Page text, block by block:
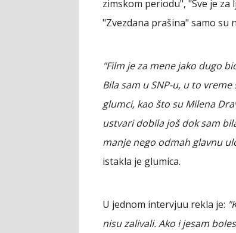
zimskom periodu", "Sve je za
"Zvezdana prašina" samo su
"Film je za mene jako dugo
Bila sam u SNP-u, u to
glumci, kao što su Milena
ustvari dobila još dok sam
manje nego odmah glavnu
istakla je glumica.
U jednom intervjuu rekla je:
nisu zalivali. Ako i jesam